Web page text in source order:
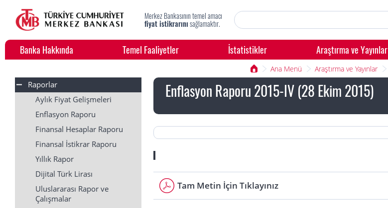
Merkez Bankasının temel amacı
fiyat istikrarınısağlamaktır.
Banka Hakkında Temel Faaliyetler İstatistikler Araştırma ve Yayınlar
Ana Menü Araştırma ve Yayınlar
Raporlar
Aylık Fiyat Gelişmeleri
Enflasyon Raporu
Finansal Hesaplar Raporu
Finansal İstikrar Raporu
Yıllık Rapor
Dijital Türk Lirası
Uluslararası Rapor ve
Çalışmalar
Enflasyon Raporu 2015-IV (28 Ekim 2015)
Tam Metin İçin Tıklayınız